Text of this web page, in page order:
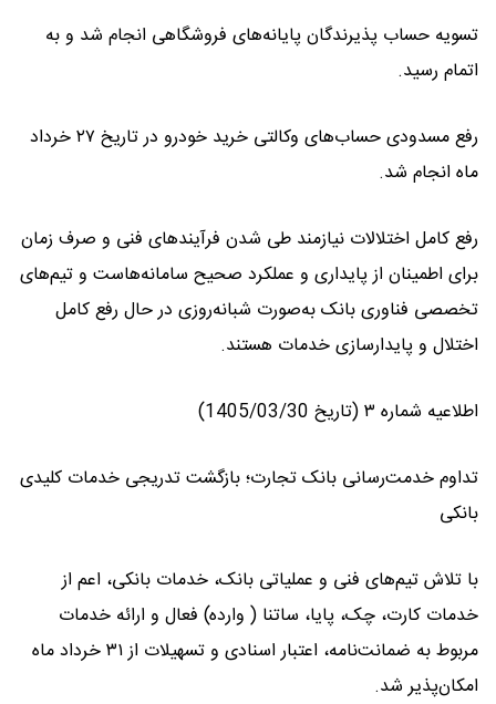
تسویه حساب پذیرندگان پایانه‌های فروشگاهی انجام شد و به
اتمام رسید.
رفع مسدودی حساب‌های وکالتی خرید خودرو در تاریخ ۲۷ خرداد
ماه انجام شد.
رفع کامل اختلالات نیازمند طی شدن فرآیندهای فنی و صرف زمان
برای اطمینان از پایداری و عملکرد صحیح سامانه‌هاست و تیم‌های
تخصصی فناوری بانک به‌صورت شبانه‌روزی در حال رفع کامل
اختلال و پایدارسازی خدمات هستند.
اطلاعیه شماره ۳ (تاریخ 1405/03/30)
تداوم خدمت‌رسانی بانک تجارت؛ بازگشت تدریجی خدمات کلیدی
بانکی
با تلاش تیم‌های فنی و عملیاتی بانک، خدمات بانکی، اعم از
خدمات کارت، چک، پایا، ساتنا ( وارده) فعال و ارائه خدمات
مربوط به ضمانت‌نامه، اعتبار اسنادی و تسهیلات از ۳۱ خرداد ماه
امکان‌پذیر شد.